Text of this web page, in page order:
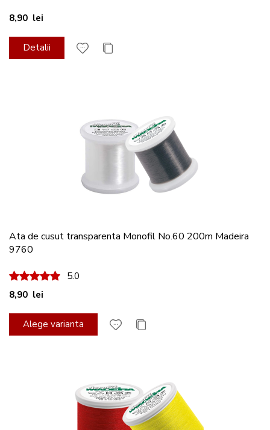
8,90 lei
Detalii
Ata de cusut transparenta Monofil No.60 200m Madeira
9760
100%
5.0
8,90 lei
Alege varianta